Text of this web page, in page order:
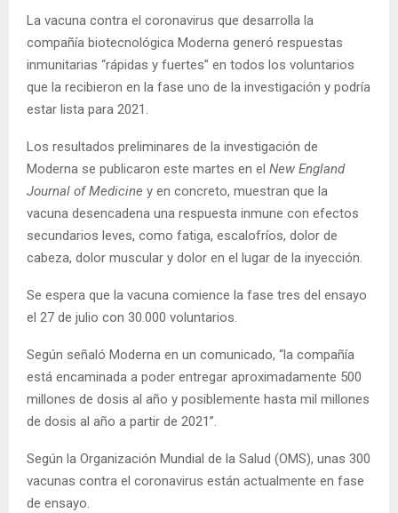
U
La vacuna contra el coronavirus que desarrolla la
compañía biotecnológica Moderna generó respuestas
inmunitarias “rápidas y fuertes” en todos los voluntarios
que la recibieron en la fase uno de la investigación y podría
estar lista para 2021.
Los resultados preliminares de la investigación de
Moderna se publicaron este martes en el New England
Journal of Medicine y en concreto, muestran que la
vacuna desencadena una respuesta inmune con efectos
secundarios leves, como fatiga, escalofríos, dolor de
cabeza, dolor muscular y dolor en el lugar de la inyección.
Se espera que la vacuna comience la fase tres del ensayo
el 27 de julio con 30.000 voluntarios.
Según señaló Moderna en un comunicado, “la compañía
está encaminada a poder entregar aproximadamente 500
millones de dosis al año y posiblemente hasta mil millones
de dosis al año a partir de 2021”.
Según la Organización Mundial de la Salud (OMS), unas 300
vacunas contra el coronavirus están actualmente en fase
de ensayo.